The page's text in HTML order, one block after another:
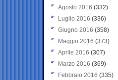
Agosto 2016 (332)
Luglio 2016 (336)
Giugno 2016 (358)
Maggio 2016 (373)
Aprile 2016 (307)
Marzo 2016 (369)
Febbraio 2016 (335)